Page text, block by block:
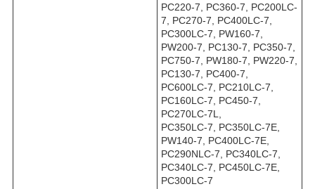
PC220-7, PC360-7, PC200LC-
7, PC270-7, PC400LC-7,
PC300LC-7, PW160-7,
PW200-7, PC130-7, PC350-7,
PC750-7, PW180-7, PW220-7,
PC130-7, PC400-7,
PC600LC-7, PC210LC-7,
PC160LC-7, PC450-7,
PC270LC-7L,
PC350LC-7, PC350LC-7E,
PW140-7, PC400LC-7E,
PC290NLC-7, PC340LC-7,
PC340LC-7, PC450LC-7E,
PC300LC-7